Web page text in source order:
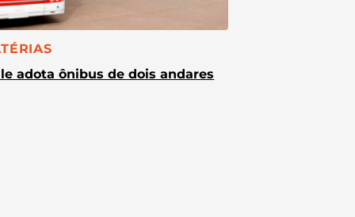
adota ônibus de dois andares